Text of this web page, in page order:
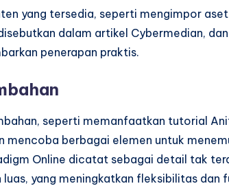
yang tersedia, seperti mengimpor
dalam artikel Cybermedian,
penerapan praktis.
seperti memanfaatkan tutorial
mencoba berbagai elemen untuk
Online dicatat sebagai detail tak
yang meningkatkan fleksibilitas dan